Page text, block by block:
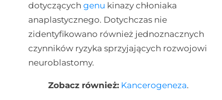
dotyczących genu kinazy chłoniaka
anaplastycznego. Dotychczas nie
zidentyfikowano również jednoznacznych
czynników ryzyka sprzyjających rozwojowi
neuroblastomy.
Zobacz również: Kancerogeneza.